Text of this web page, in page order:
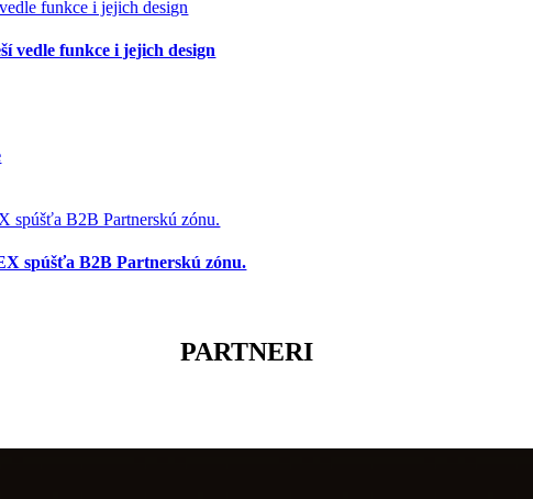
vedle funkce i jejich design
spúšťa B2B Partnerskú zónu.
PARTNERI